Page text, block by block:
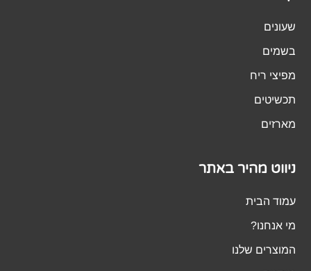
שעונים
בשמים
מפיצי ריח
תכשיטים
מארזים
ניווט מהיר באתר
עמוד הבית
מי אנחנו?
המוצרים שלנו